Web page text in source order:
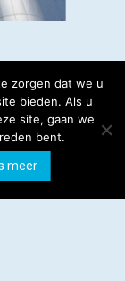
-Algemene
Group B.V.
zorgen dat we u
bieden. Als u
site, gaan we
bent.
meer